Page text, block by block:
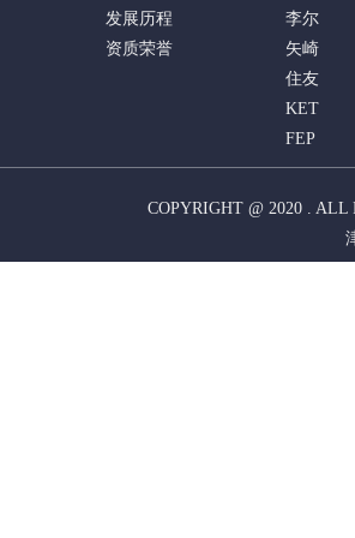
发展历程
资质荣誉
李尔
矢崎
住友
KET
FEP
COPYRIGHT @ 2020 .